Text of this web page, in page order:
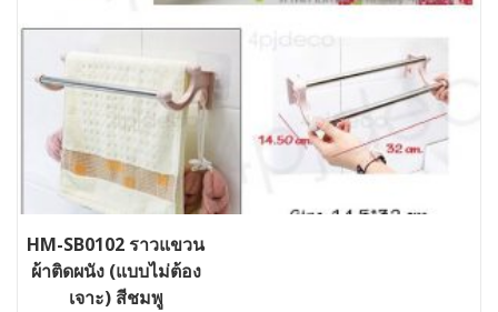
HM-SB0102 ราวแขวน
ผ้าติดผนัง (แบบไม่ต้อง
เจาะ) สีชมพู